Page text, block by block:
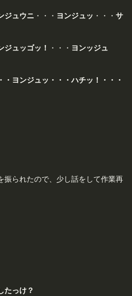
ジュウニ ・・・ ヨンジュッ ・・・ サ
ジュッゴッ！ ・・・ ヨンッジュ
・ヨンジュッ・・・ハチッ！・・・
振られたので、少し話をして作業再
たっけ？